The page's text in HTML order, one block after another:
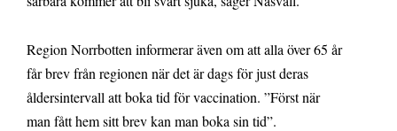
Region Norrbotten informerar även om att alla över 65 år
får brev från regionen när det är dags för just deras
åldersintervall att boka tid för vaccination. ”Först när
man fått hem sitt brev kan man boka sin tid”.